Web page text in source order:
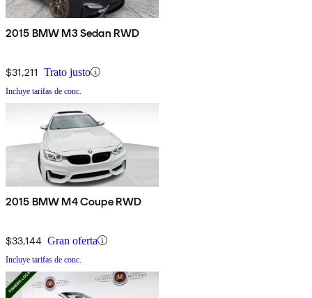
2015 BMW M3 Sedan RWD
$31,211 Trato justo
Incluye tarifas de conc.
2015 BMW M4 Coupe RWD
$33,144 Gran oferta
Incluye tarifas de conc.